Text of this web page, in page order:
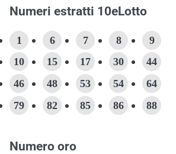
Numeri estratti 10eLotto
1 6 7 8
9
10
15 17 30
44
46
48 53 54
64
79
82 85 86 88
Numero oro